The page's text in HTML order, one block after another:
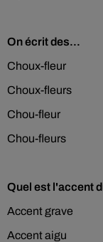
On écrit des...
Choux-fleur
Choux-fleurs
Chou-fleur
Chou-fleurs
Quel est l'accent
Accent grave
Accent aigu